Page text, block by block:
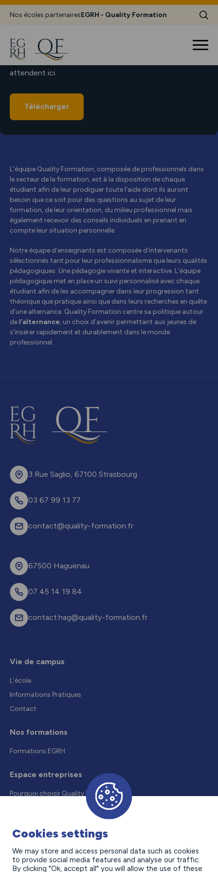
Nos écoles partenairesEGRH - Quality Formation
TÉLÉCHARGER LA BROCHURE
Toutes les informations sur votre futur parcours vous
attendent ici.
Télécharger
L’équipe Quality Formation, composée de professionnels dans
le secteur de la formation, est à la disposition de chaque
étudiant afin de leur prodiguer toute l’aide dont ils auront
besoin que ce soit pour des questions au sujet de leur
formation, de leur orientation, du milieu professionnel mais
également recevoir des conseils individuels en prenant en
compte leur situation personnelle.
Notre équipe d'enseignants est composée d'intervenants
sélectionnés tant pour leur professionnalisme que leurs qualités
pédagogiques. Une pédagogie vivante et interactive. L'équipe
pédagogique met en place un suivi personnalisé avec chaque
étudiant afin de les accompagner dans leur progression tant
théorique que pratique ainsi que dans leurs recherches en quête
d'une alternance. Quality Formation centre sa politique autour
de l’alternance, un choix d’avenir permettant aux jeunes de
s’insérer rapidement et durablement dans le monde
professionnel.
3 Rue Saglio, 67100 Strasbourg
03 67 99 13 77
contact@quality-formation.fr
67500 Haguenau
07 45 14 19 84
contact.hag@quality-formation.fr
Vie de campus
L’école
Informations Pratiques
Contact
Nos formations
Formations EGRH
Espace entreprises
Pourquoi choisir Quality Formation
Contact
Cookies settings
We may store and access personal data such as cookies
to provide social media features and analyse our traffic.
By clicking "Ok, accept all" you will allow the use of these